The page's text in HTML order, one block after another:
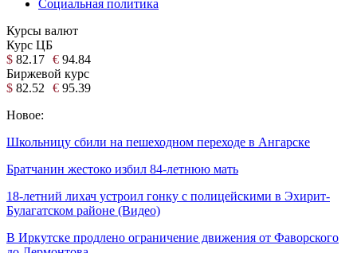
Социальная политика
Курсы валют
Курс ЦБ
$ 82.17 € 94.84
Биржевой курс
$ 82.52 € 95.39
Новое:
Школьницу сбили на пешеходном переходе в Ангарске
Братчанин жестоко избил 84-летнюю мать
18-летний лихач устроил гонку с полицейскими в Эхирит-
Булагатском районе (Видео)
В Иркутске продлено ограничение движения от Фаворского